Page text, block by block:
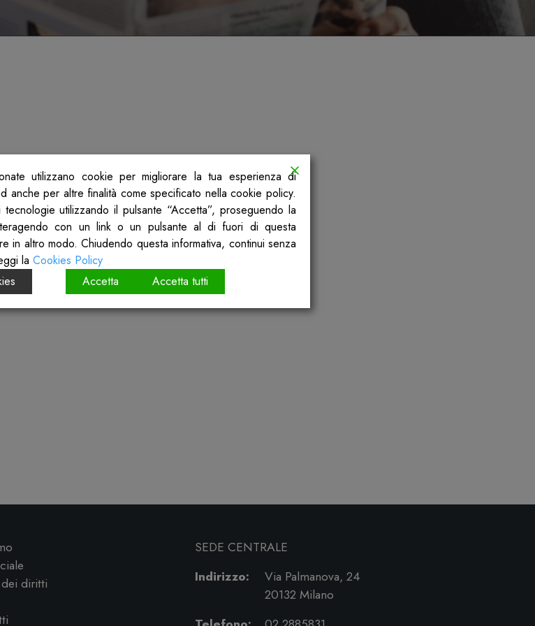
diritti
SEDE CENTRALE
Indirizzo:
Via Palmanova, 24
20132 Milano
utilizzano cookie per migliorare la tua esperienza di
anche per altre finalità come specificato nella cookie policy.
tecnologie utilizzando il pulsante “Accetta”, proseguendo la
con un link o un pulsante al di fuori di questa
in altro modo. Chiudendo questa informativa, continui senza
la Cookies Policy
Accetta Accetta tutti